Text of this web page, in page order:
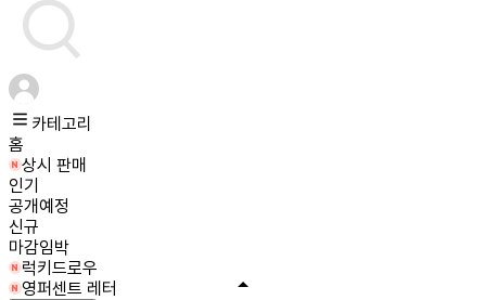
카테고리
홈
상시 판매
인기
공개예정
신규
마감임박
럭키드로우
영퍼센트 레터